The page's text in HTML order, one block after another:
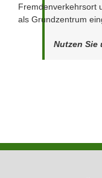
Fremdenverkehrsort
als Grundzentrum
Nutzen Sie